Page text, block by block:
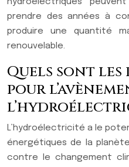
prendre des années à
produire une quantité
renouvelable.
Quels sont
pour
L’hydroélectricité a le
énergétiques de la
contre le changement